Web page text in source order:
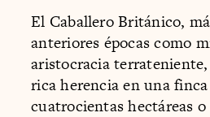
El Caballero Británico,
anteriores épocas como
aristocracia
rica herencia en una
cuatrocientas hectáreas o